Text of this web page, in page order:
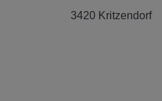
3420 Kritzendorf